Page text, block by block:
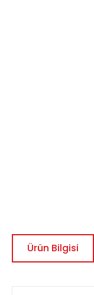
Ürün Bilgisi